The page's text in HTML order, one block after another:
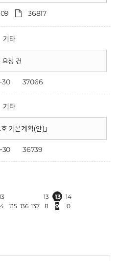
36817
기타
청 건
30 37066
기타
기본계획(안)」
30 36739
4
135 136 137
13
8
13
9
14
0